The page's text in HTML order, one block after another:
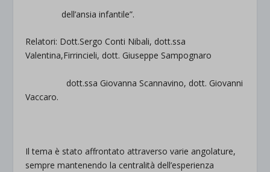
dell’ansia infantile”.
Relatori: Dott.Sergo Conti Nibali, dott.ssa
Valentina,Firrincieli, dott. Giuseppe Sampognaro
dott.ssa Giovanna Scannavino, dott. Giovanni
Vaccaro.
Il tema è stato affrontato attraverso varie angolature,
sempre mantenendo la centralità dell’esperienza